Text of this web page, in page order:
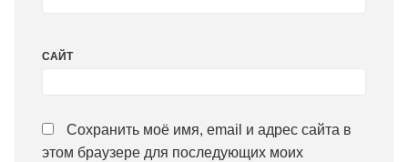
САЙТ
Сохранить моё имя, email и адрес сайта в
этом браузере для последующих моих